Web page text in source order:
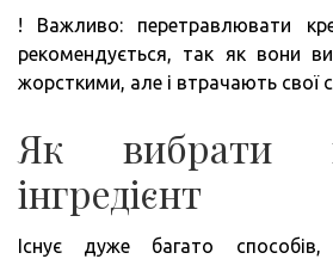
! Важливо: перетравлювати
рекомендується, так як вони
жорсткими, але і втрачають свої
Як вибрати
інгредієнт
Існує дуже багато